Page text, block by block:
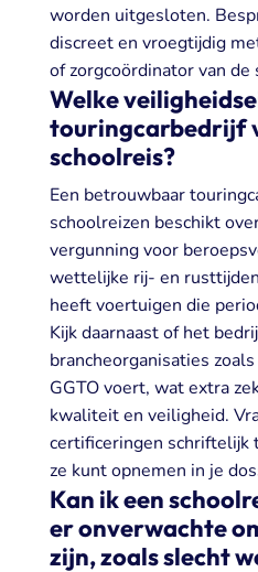
worden uitgesloten.
discreet en vroegtijdig
of zorgcoördinator van de
Welke
touringcarbedrijf
schoolreis?
Een betrouwbaar
schoolreizen beschikt
vergunning voor
wettelijke rij- en
heeft voertuigen die
Kijk daarnaast of het
brancheorganisaties
GGTO voert, wat extra
kwaliteit en veiligheid.
certificeringen schriftelijk
ze kunt opnemen in je
Kan ik een
er onverwachte
zijn, zoals slecht